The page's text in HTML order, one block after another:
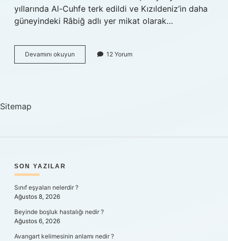
yıllarında Al-Cuhfe terk edildi ve Kızıldeniz’in daha
güneyindeki Râbiğ adlı yer mikat olarak…
Devamını okuyun
Hacıların
12 Yorum
Sitemap
SIDEBAR
SON YAZILAR
Sınıf eşyaları nelerdir ?
Ağustos 8, 2026
Beyinde boşluk hastalığı nedir ?
Ağustos 6, 2026
Avangart kelimesinin anlamı nedir ?